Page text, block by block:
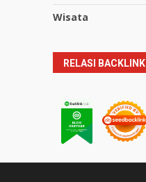
Wisata
RELASI BACKLINK